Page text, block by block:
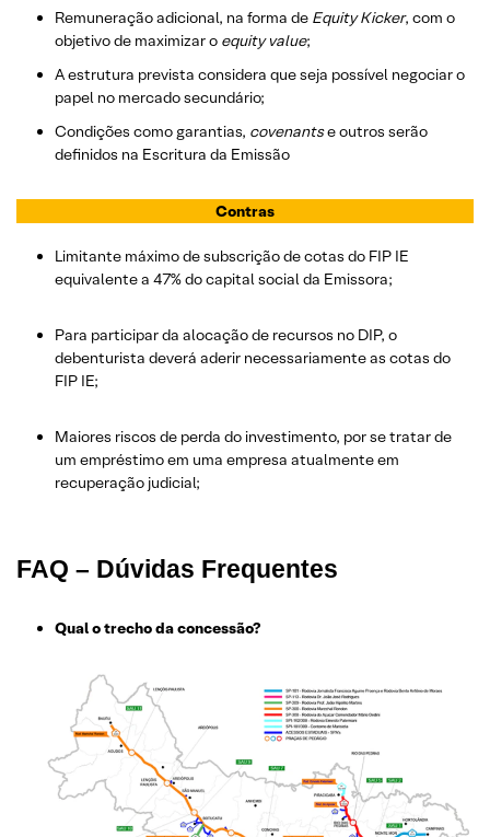
Remuneração adicional, na forma de Equity Kicker, com o
objetivo de maximizar o equity value;
A estrutura prevista considera que seja possível negociar o
papel no mercado secundário;
Condições como garantias, covenantse outros serão
definidos na Escritura da Emissão
Contras
Limitante máximo de subscrição de cotas do FIP IE
equivalente a 47% do capital social da Emissora;
Para participar da alocação de recursos no DIP, o
debenturista deverá aderir necessariamente as cotas do
FIP IE;
Maiores riscos de perda do investimento, por se tratar de
um empréstimo em uma empresa atualmente em
recuperação judicial;
FAQ – Dúvidas Frequentes
Qual o trecho da concessão?